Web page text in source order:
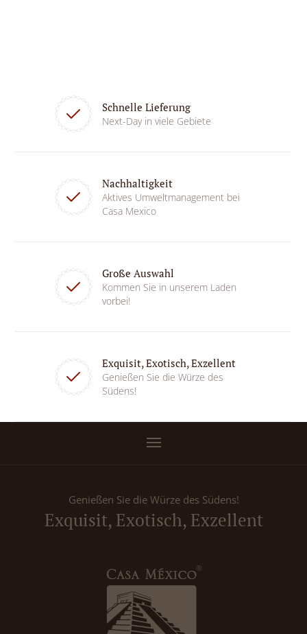
Schnelle Lieferung
Next-Day in viele Gebiete
Nachhaltigkeit
Aktives Umweltmanagement bei
Casa Mexico
Große Auswahl
Kommen Sie in unserem Laden
vorbei!
Exquisit, Exotisch, Exzellent
Genießen Sie die Würze des
Südens!
Genießen Sie die Würze des Südens!
Exquisit, Exotisch, Exzellent